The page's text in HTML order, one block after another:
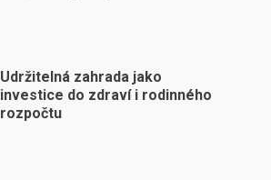
Udržitelná zahrada jako
investice do zdraví i rodinného
rozpočtu